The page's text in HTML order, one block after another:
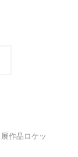
作品ロケッ